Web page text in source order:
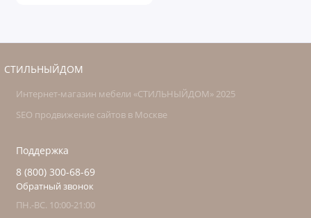
СТИЛЬНЫЙДОМ
Интернет-магазин мебели «СТИЛЬНЫЙДОМ» 2025
SEO продвижение сайтов в Москве
Поддержка
8 (800) 300-68-69
Обратный звонок
ПН.-ВС. 10:00-21:00